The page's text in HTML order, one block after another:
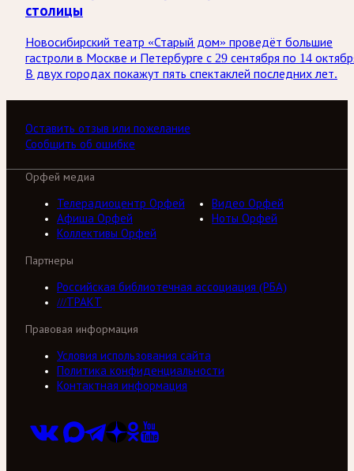
столицы
Новосибирский театр «Старый дом» проведёт большие
гастроли в Москве и Петербурге с 29 сентября по 14
В двух городах покажут пять спектаклей последних лет.
Оставить отзыв или пожелание
Сообщить об ошибке
Орфей медиа
Телерадиоцентр Орфей
Видео Орфей
Афиша Орфей
Ноты Орфей
Коллективы Орфей
Партнеры
Российская библиотечная ассоциация (РБА)
///ТРАКТ
Правовая информация
Условия использования сайта
Политика конфиденциальности
Контактная информация